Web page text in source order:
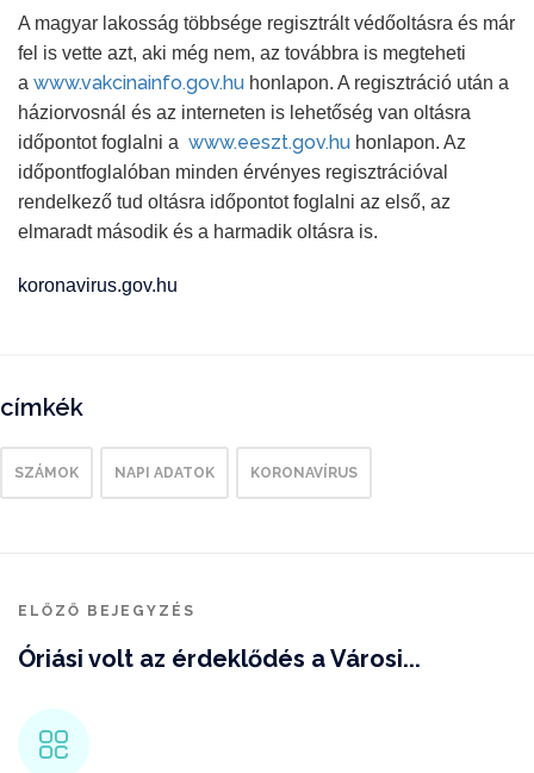
A magyar lakosság többsége regisztrált védőoltásra és már
fel is vette azt, aki még nem, az továbbra is megteheti
a www.vakcinainfo.gov.hu honlapon. A regisztráció után a
háziorvosnál és az interneten is lehetőség van oltásra
időpontot foglalni a www.eeszt.gov.hu honlapon. Az
időpontfoglalóban minden érvényes regisztrációval
rendelkező tud oltásra időpontot foglalni az első, az
elmaradt második és a harmadik oltásra is.
koronavirus.gov.hu
címkék
SZÁMOK NAPI ADATOK KORONAVÍRUS
ELŐZŐ BEJEGYZÉS
Óriási volt az érdeklődés a Városi...